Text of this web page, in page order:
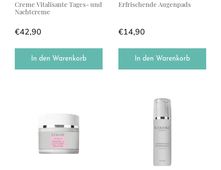
Creme Vitalisante Tages- und
Nachtcreme
€42,90
In den Warenkorb
Erfrischende Augenpads
€14,90
In den Warenkorb